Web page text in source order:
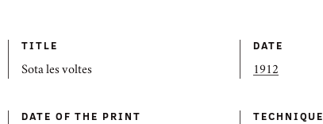
TITLE
Sota les voltes
DATE
1912
DATE OF THE PRINT TECHNIQUE